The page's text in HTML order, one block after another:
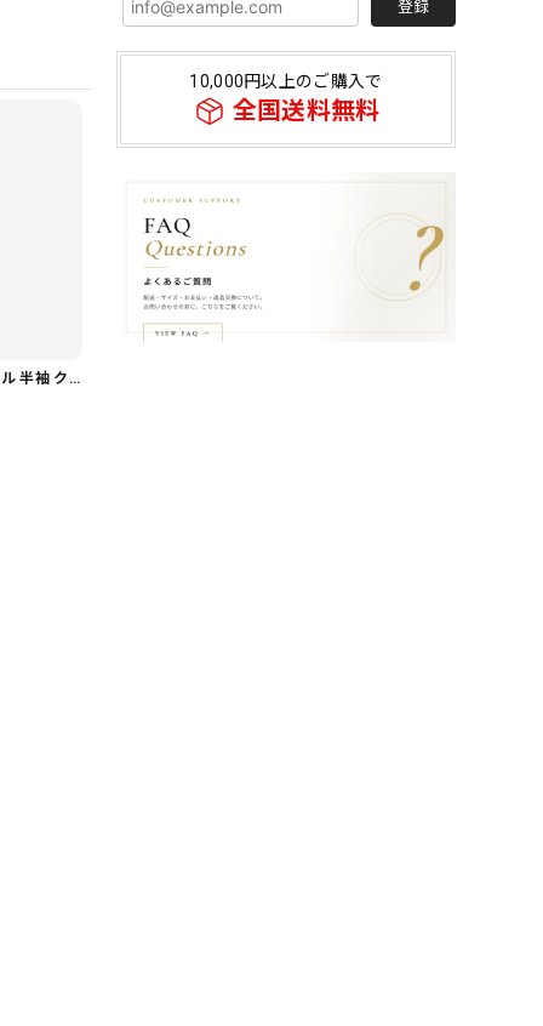
登録
10,000円以上のご購入で
全国送料無料
【着回し力◎セット】フリル 半袖 クロップド シャツカラー ブラウス＆ワイドレッグパンツ（上下個別） 1color ST0219